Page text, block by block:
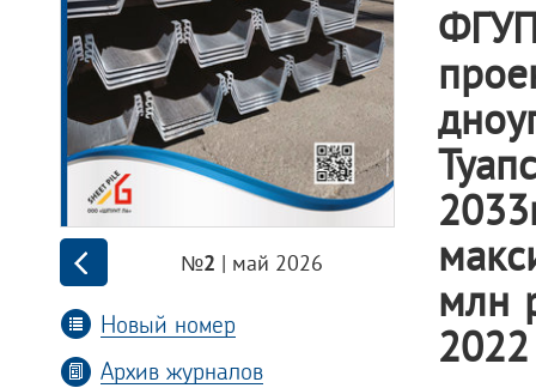
№2 | май 2026
Новый номер
Архив журналов
млн
2022